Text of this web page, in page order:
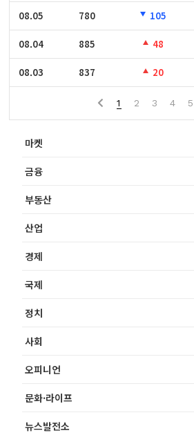
08.05
08.04
08.03
08.05 780 105
08.04 885 48
08.03 837 20
1 2 3 4 5
마켓
금융
부동산
산업
경제
국제
정치
사회
오피니언
문화·라이프
뉴스발전소